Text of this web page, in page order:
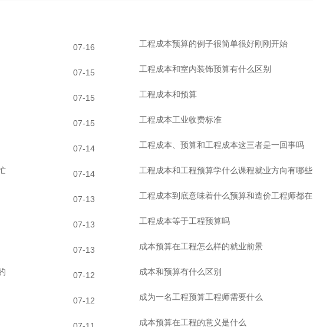
07-16 工程成本预算的例子很简单很好刚刚开始
07-15 工程成本和室内装饰预算有什么区别
07-15 工程成本和预算
07-15 工程成本工业收费标准
07-14 工程成本、预算和工程成本这三者是一回事吗
07-14 工程成本和工程预算学什么课程就业方向有哪些
07-13 工程成本到底意味着什么预算和造价工程师都在
07-13 工程成本等于工程预算吗
07-13 成本预算在工程怎么样的就业前景
07-12 成本和预算有什么区别
07-12 成为一名工程预算工程师需要什么
成本预算在工程的意义是什么